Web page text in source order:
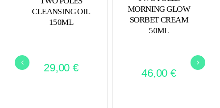
CLEANSING OIL
150ML
29,00 €
MORNING GLOW
SORBET CREAM
50ML
46,00 €